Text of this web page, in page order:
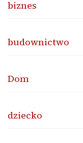
biznes
budownictwo
Dom
dziecko